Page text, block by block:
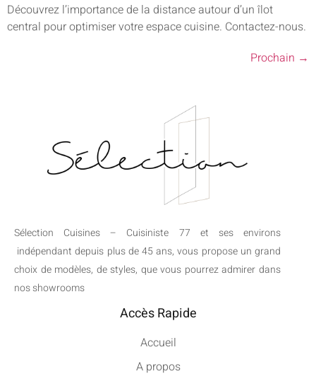
Découvrez l’importance de la distance autour d’un îlot
central pour optimiser votre espace cuisine. Contactez-nous.
Prochain →
Sélection Cuisines – Cuisiniste 77 et ses environs
indépendant depuis plus de 45 ans, vous propose un grand
choix de modèles, de styles, que vous pourrez admirer dans
nos showrooms
Accès Rapide
Accueil
A propos